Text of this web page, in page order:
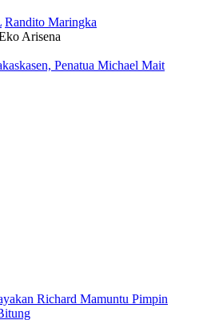
Randito Maringka
Arisena
Penatua Michael Mait
Richard Mamuntu Pimpin